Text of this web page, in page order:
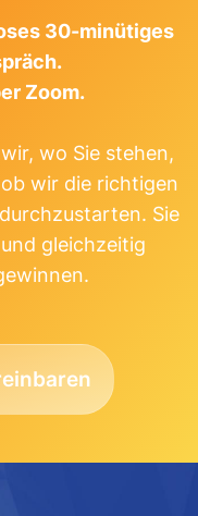
30-minütiges
Zoom.
wo Sie stehen,
wir die richtigen
Sie
gleichzeitig